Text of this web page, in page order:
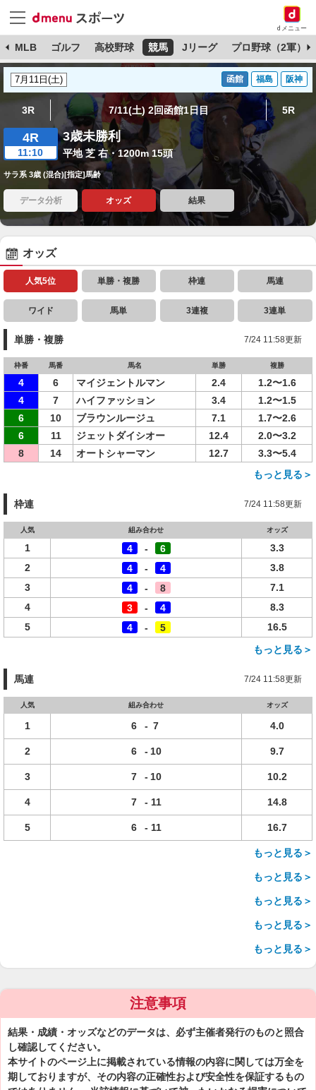
dメニュー
MLB ゴルフ 高校野球 競馬 Jリーグ プロ野球（2軍）
函館 福島 阪神
3R 7/11(土) 2回函館1日目 5R
4R
11:10
3歳未勝利
平地 芝 右・1200m 15頭
サラ系 3歳 (混合)[指定]馬齢
データ分析 オッズ 結果
オッズ
人気5位 単勝・複勝 枠連 馬連
ワイド 馬単 3連複 3連単
単勝・複勝 7/24 11:58更新
枠番 馬番 馬名 単勝 複勝
4 6 マイジェントルマン 2.4
1.2〜1.6
4
7 ハイファッション 3.4
1.2〜1.5
6
10 ブラウンルージュ 7.1
1.7〜2.6
6
11 ジェットダイシオー 12.4
2.0〜3.2
8
14 オートシャーマン 12.7
3.3〜5.4
もっと見る＞
枠連 7/24 11:58更新
人気 組み合わせ オッズ
1 4 - 6
3.3
2
4 - 4
3.8
3
4 - 8
7.1
4
3 - 4
8.3
5
4 - 5
16.5
もっと見る＞
馬連 7/24 11:58更新
人気 組み合わせ オッズ
1 6 - 7 4.0
2 6 - 10 9.7
3 7 - 10 10.2
4 7 - 11 14.8
5 6 - 11 16.7
もっと見る＞
もっと見る＞
もっと見る＞
もっと見る＞
もっと見る＞
注意事項
結果・成績・オッズなどのデータは、必ず主催者発行のものと照合
し確認してください。
本サイトのページ上に掲載されている情報の内容に関しては万全を
期しておりますが、その内容の正確性および安全性を保証するもの